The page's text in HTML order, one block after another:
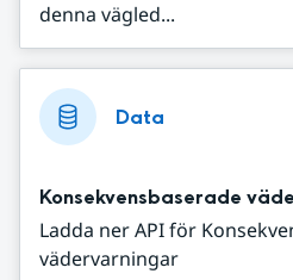
denna vägled...
Data
Konsekvensbaserade
Ladda ner API för
vädervarningar